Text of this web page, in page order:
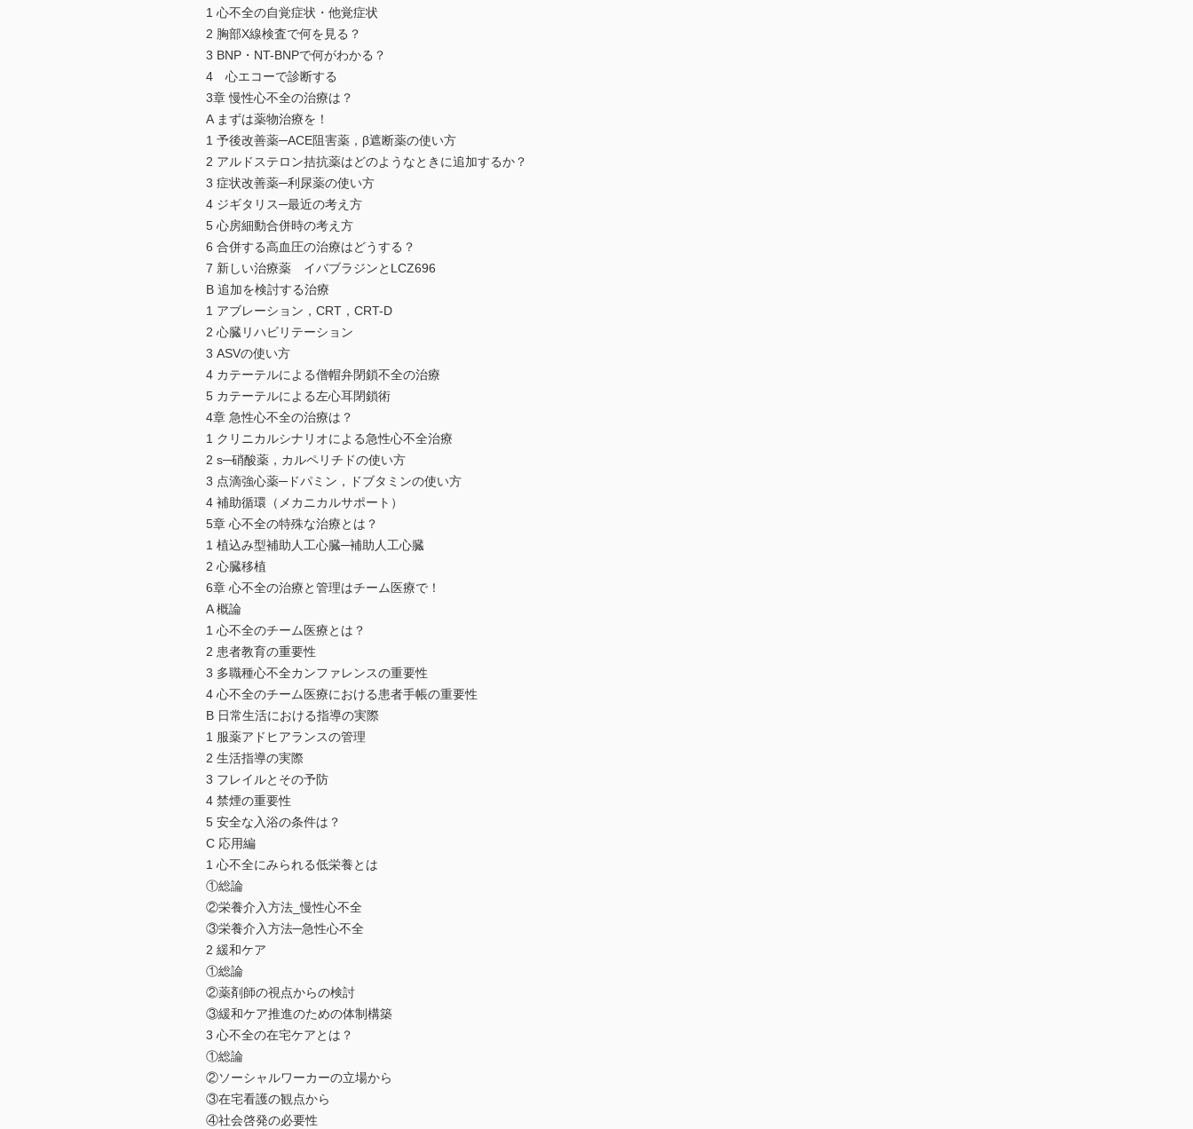
1 心不全の自覚症状・他覚症状
2 胸部X線検査で何を見る？
3 BNP・NT-BNPで何がわかる？
4 心エコーで診断する
3章 慢性心不全の治療は？
A まずは薬物治療を！
1 予後改善薬─ACE阻害薬，β遮断薬の使い方
2 アルドステロン拮抗薬はどのようなときに追加するか？
3 症状改善薬─利尿薬の使い方
4 ジギタリス─最近の考え方
5 心房細動合併時の考え方
6 合併する高血圧の治療はどうする？
7 新しい治療薬 イバブラジンとLCZ696
B 追加を検討する治療
1 アブレーション，CRT，CRT-D
2 心臓リハビリテーション
3 ASVの使い方
4 カテーテルによる僧帽弁閉鎖不全の治療
5 カテーテルによる左心耳閉鎖術
4章 急性心不全の治療は？
1 クリニカルシナリオによる急性心不全治療
2 s─硝酸薬，カルペリチドの使い方
3 点滴強心薬─ドパミン，ドブタミンの使い方
4 補助循環（メカニカルサポート）
5章 心不全の特殊な治療とは？
1 植込み型補助人工心臓─補助人工心臓
2 心臓移植
6章 心不全の治療と管理はチーム医療で！
A 概論
1 心不全のチーム医療とは？
2 患者教育の重要性
3 多職種心不全カンファレンスの重要性
4 心不全のチーム医療における患者手帳の重要性
B 日常生活における指導の実際
1 服薬アドヒアランスの管理
2 生活指導の実際
3 フレイルとその予防
4 禁煙の重要性
5 安全な入浴の条件は？
C 応用編
1 心不全にみられる低栄養とは
①総論
②栄養介入方法_慢性心不全
③栄養介入方法─急性心不全
2 緩和ケア
①総論
②薬剤師の視点からの検討
③緩和ケア推進のための体制構築
3 心不全の在宅ケアとは？
①総論
②ソーシャルワーカーの立場から
③在宅看護の観点から
④社会啓発の必要性